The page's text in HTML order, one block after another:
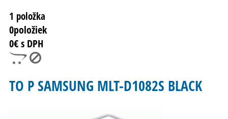
1 položka
0položiek
0€ s DPH
TO P SAMSUNG MLT-D1082S BLACK